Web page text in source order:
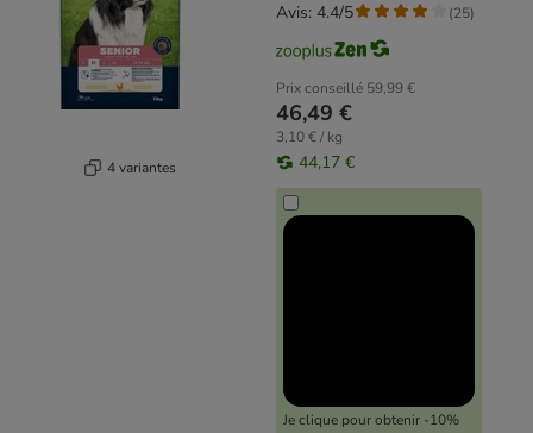
4 variantes
Prix conseillé 59,99 €
46,49 €
3,10 € / kg
44,17 €
Je clique pour obtenir -10%
Avis: 4.4/5 (25)